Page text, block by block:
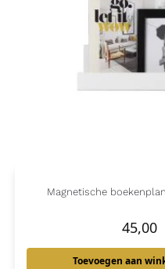
Magnetische
45,00
Toevoegen aan